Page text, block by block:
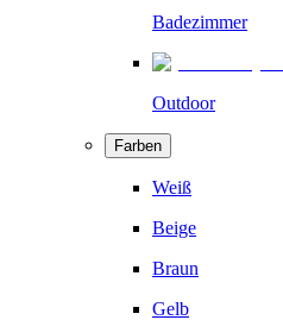
Badezimmer
Outdoor
Farben
Weiß
Beige
Braun
Gelb